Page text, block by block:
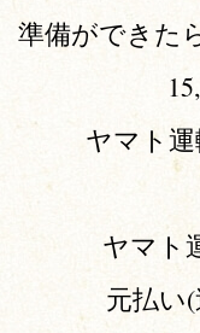
準備ができた
ヤマト
ヤマト
元払い